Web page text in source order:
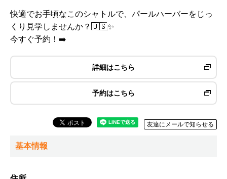
快適でお手頃なこのシャトルで、パールハーバーをじっ
くり見学しませんか？🇺🇸✨
今すぐ予約！➡️
詳細はこちら
予約はこちら
友達にメールで知らせる
基本情報